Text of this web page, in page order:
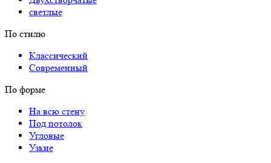
светлые
По стилю
Классический
Современный
По форме
На всю стену
Под потолок
Угловые
Узкие